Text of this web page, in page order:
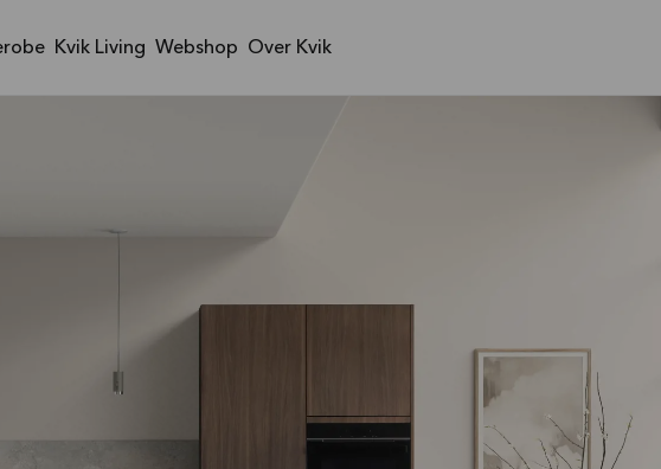
Kvik Living Webshop Over Kvik